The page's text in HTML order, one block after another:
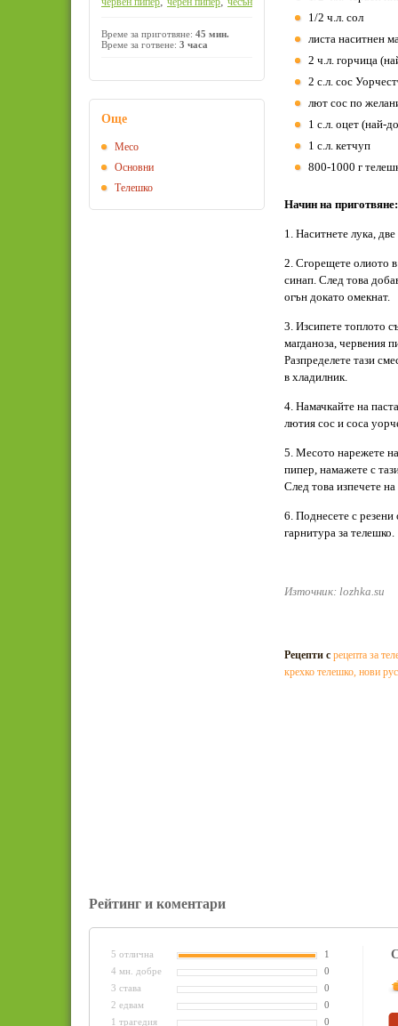
1/2 ч.л. сол
листа наситнен
2 ч.л. горчица
2 с.л. сос
лют сос по
1 с.л. оцет (най-
1 с.л. кетчуп
800-1000 г
Начин на приготвяне:
1. Наситнете лука,
2. Сгорещете олиото
синап. След това
огън докато омекнат.
3. Изсипете топлото
магданоза, червения
Разпределете тази
в хладилник.
4. Намачкайте на
лютия сос и соса
5. Месото нарежете
пипер, намажете с
След това изпечете
6. Поднесете с
гарнитура за телешко.
Източник: lozhka.su
Рецепти с рецепта за
крехко телешко, нови
Време за приготвяне: 45 мин.
Време за готвене: 3 часа
Още
Месо
Основни
Телешко
Рейтинг и коментари
5 отлична
1
4 мн. добре
0
3 става
0
2 едвам
0
1 трагедия
0